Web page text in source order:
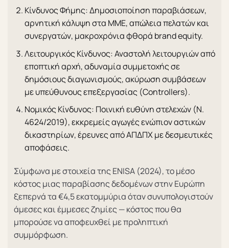
Κίνδυνος Φήμης: Δημοσιοποίηση παραβιάσεων,
αρνητική κάλυψη στα ΜΜΕ, απώλεια πελατών και
συνεργατών, μακροχρόνια φθορά brand equity.
Λειτουργικός Κίνδυνος: Αναστολή λειτουργιών από
εποπτική αρχή, αδυναμία συμμετοχής σε
δημόσιους διαγωνισμούς, ακύρωση συμβάσεων
με υπεύθυνους επεξεργασίας (Controllers).
Νομικός Κίνδυνος: Ποινική ευθύνη στελεχών (Ν.
4624/2019), εκκρεμείς αγωγές ενώπιον αστικών
δικαστηρίων, έρευνες από ΑΠΔΠΧ με δεσμευτικές
αποφάσεις.
Σύμφωνα με στοιχεία της ENISA (2024), το μέσο
κόστος μιας παραβίασης δεδομένων στην Ευρώπη
ξεπερνά τα €4,5 εκατομμύρια όταν συνυπολογιστούν
άμεσες και έμμεσες ζημίες — κόστος που θα
μπορούσε να αποφευχθεί με προληπτική
συμμόρφωση.